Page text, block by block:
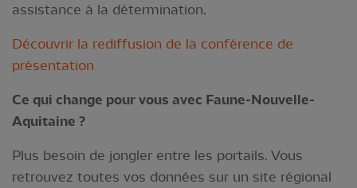
assistance à la détermination.
Découvrir la rediffusion de la conférence de
présentation
Ce qui change pour vous avec Faune-Nouvelle-
Aquitaine ?
Plus besoin de jongler entre les portails. Vous
retrouvez toutes vos données sur un site régional